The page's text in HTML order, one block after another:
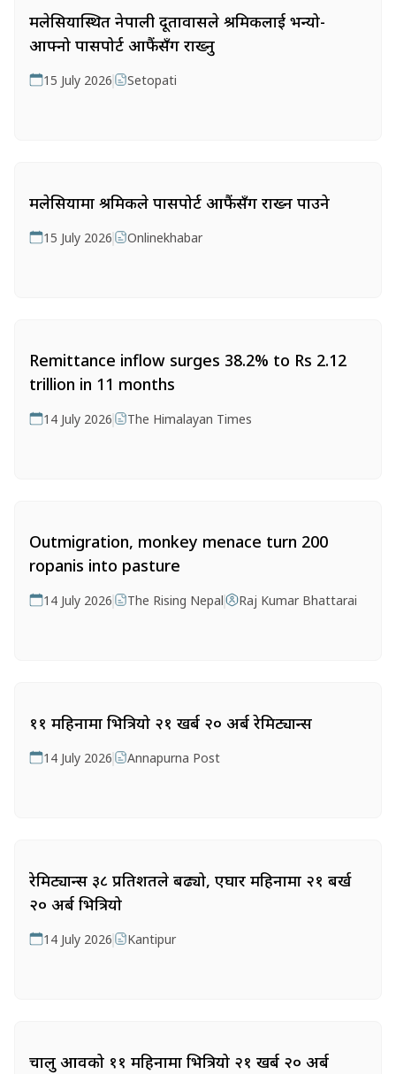
मलेसियास्थित नेपाली दूतावासले श्रमिकलाई भन्यो-
आफ्नो पासपोर्ट आफैंसँग राख्नु
15 July 2026 Setopati
मलेसियामा श्रमिकले पासपोर्ट आफैंसँग राख्न पाउने
15 July 2026 Onlinekhabar
Remittance inflow surges 38.2% to Rs 2.12
trillion in 11 months
14 July 2026 The Himalayan Times
Outmigration, monkey menace turn 200
ropanis into pasture
14 July 2026 The Rising Nepal Raj Kumar Bhattarai
११ महिनामा भित्रियो २१ खर्ब २० अर्ब रेमिट्यान्स
14 July 2026 Annapurna Post
रेमिट्यान्स ३८ प्रतिशतले बढ्यो, एघार महिनामा २१ बर्ख
२० अर्ब भित्रियो
14 July 2026 Kantipur
चालु आवको ११ महिनामा भित्रियो २१ खर्ब २० अर्ब